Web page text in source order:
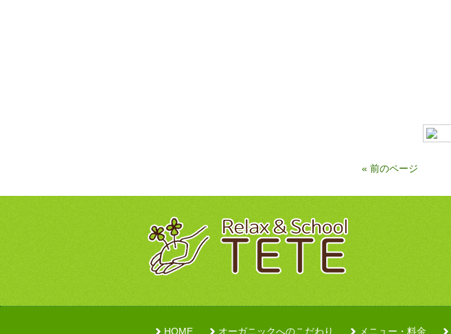
« 前のページ
HOME オーガニックへのこだわり メニュー・料金